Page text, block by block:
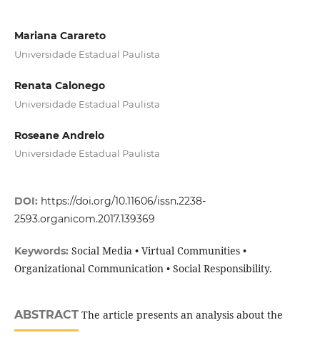
Mariana Carareto
Universidade Estadual Paulista
Renata Calonego
Universidade Estadual Paulista
Roseane Andrelo
Universidade Estadual Paulista
DOI: https://doi.org/10.11606/issn.2238-
2593.organicom.2017.139369
Keywords: Social Media • Virtual Communities •
Organizational Communication • Social Responsibility.
ABSTRACTThe article presents an analysis about the